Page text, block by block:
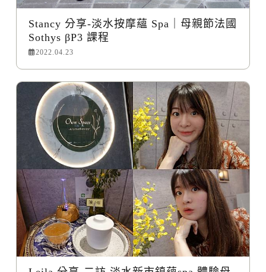
Stancy 分享-淡水按摩蘊 Spa｜母親節法國
Sothys βP3 課程
2022.04.23